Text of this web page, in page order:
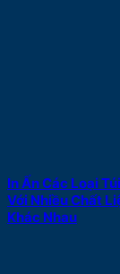
In Ấn Các Loại
Với Nhiều Chất
Khác Nhau